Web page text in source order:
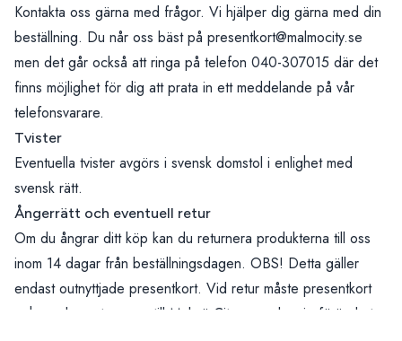
Kontakta oss gärna med frågor. Vi hjälper dig gärna med din
beställning. Du når oss bäst på presentkort@malmocity.se
men det går också att ringa på telefon 040-307015 där det
finns möjlighet för dig att prata in ett meddelande på vår
telefonsvarare.
Tvister
Eventuella tvister avgörs i svensk domstol i enlighet med
svensk rätt.
Ångerrätt och eventuell retur
Om du ångrar ditt köp kan du returnera produkterna till oss
inom 14 dagar från beställningsdagen. OBS! Detta gäller
endast outnyttjade presentkort. Vid retur måste presentkort
och omslag returneras till Malmö Citysamverkan i oförändrat